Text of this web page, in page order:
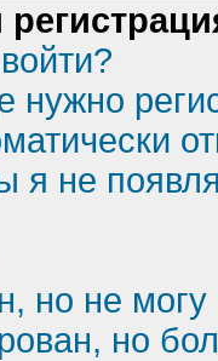
я не
но не могу
но